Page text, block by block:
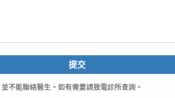
提交
不能聯絡醫生。如有需要請致電診所查詢。